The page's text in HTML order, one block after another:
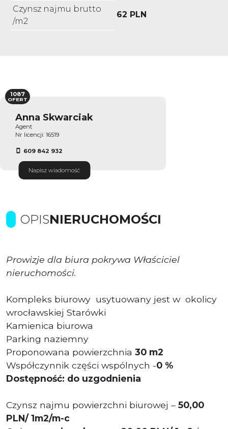
Czynsz najmu brutto
/m2
62 PLN
Anna Skwarciak
Agent
Nr licencji: 16519
609 842 932
Napisz wiadomość
1087
OFERT
OPISNIERUCHOMOŚCI
Prowizje dla biura pokrywa Właściciel
nieruchomości.
Kompleks biurowy usytuowany jest w okolicy
wrocławskiej Starówki
Kamienica biurowa
Parking naziemny
Proponowana powierzchnia 30 m2
Współczynnik części wspólnych -0 %
Dostępność: do uzgodnienia
Czynsz najmu powierzchni biurowej – 50,00
PLN/ 1m2/m-c